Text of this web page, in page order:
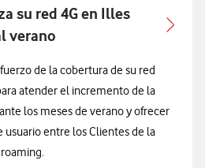
su red 4G en Illes
verano
de la cobertura de su red
atender el incremento de la
los meses de verano y ofrecer
usuario entre los Clientes de la